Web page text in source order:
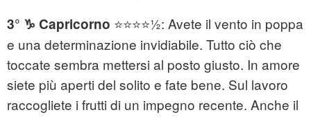
3° ♑ Capricorno ⭐⭐⭐⭐½: Avete il vento in poppa
e una determinazione invidiabile. Tutto ciò che
toccate sembra mettersi al posto giusto. In amore
siete più aperti del solito e fate bene. Sul lavoro
raccogliete i frutti di un impegno recente. Anche il